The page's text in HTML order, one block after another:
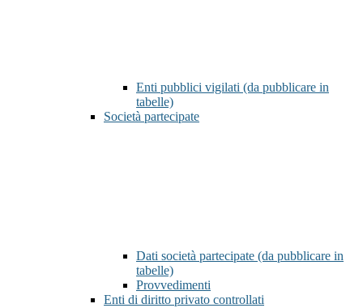
Enti pubblici vigilati (da pubblicare in
tabelle)
Società partecipate
Dati società partecipate (da pubblicare in
tabelle)
Provvedimenti
Enti di diritto privato controllati